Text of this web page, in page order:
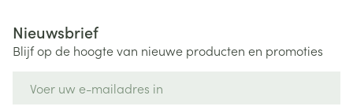
Nieuwsbrief
Blijf op de hoogte van nieuwe producten en promoties